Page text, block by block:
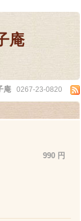
庵
庵 0267-23-0820
990 円